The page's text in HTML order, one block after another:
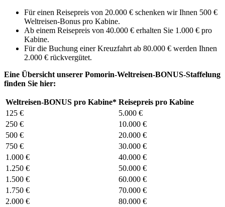
Für einen Reisepreis von 20.000 € schenken wir Ihnen 500 €
Weltreisen-Bonus pro Kabine.
Ab einem Reisepreis von 40.000 € erhalten Sie 1.000 € pro
Kabine.
Für die Buchung einer Kreuzfahrt ab 80.000 € werden Ihnen
2.000 € rückvergütet.
Eine Übersicht unserer Pomorin-Weltreisen-BONUS-Staffelung
finden Sie hier:
Weltreisen-BONUS pro Kabine* Reisepreis pro Kabine
125 €
5.000 €
250 €
10.000 €
500 €
20.000 €
750 €
30.000 €
1.000 €
40.000 €
1.250 €
50.000 €
1.500 €
60.000 €
1.750 €
70.000 €
2.000 €
80.000 €